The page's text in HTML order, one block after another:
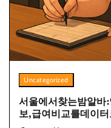
Uncategorized
서울에서찾는밤알바
보,급여비교를데이